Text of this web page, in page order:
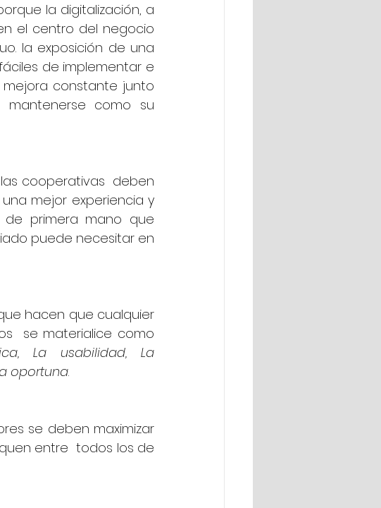
la digitalización, a
el centro del negocio
la exposición de una
de implementar e
constante junto
mantenerse como su
cooperativas  deben
mejor experiencia y
primera mano que
puede necesitar en
hacen que cualquier
se materialice como
La usabilidad, La
oportuna.
se deben maximizar
entre  todos los de